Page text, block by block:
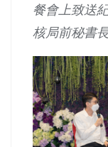
餐會上致送
核局前秘書